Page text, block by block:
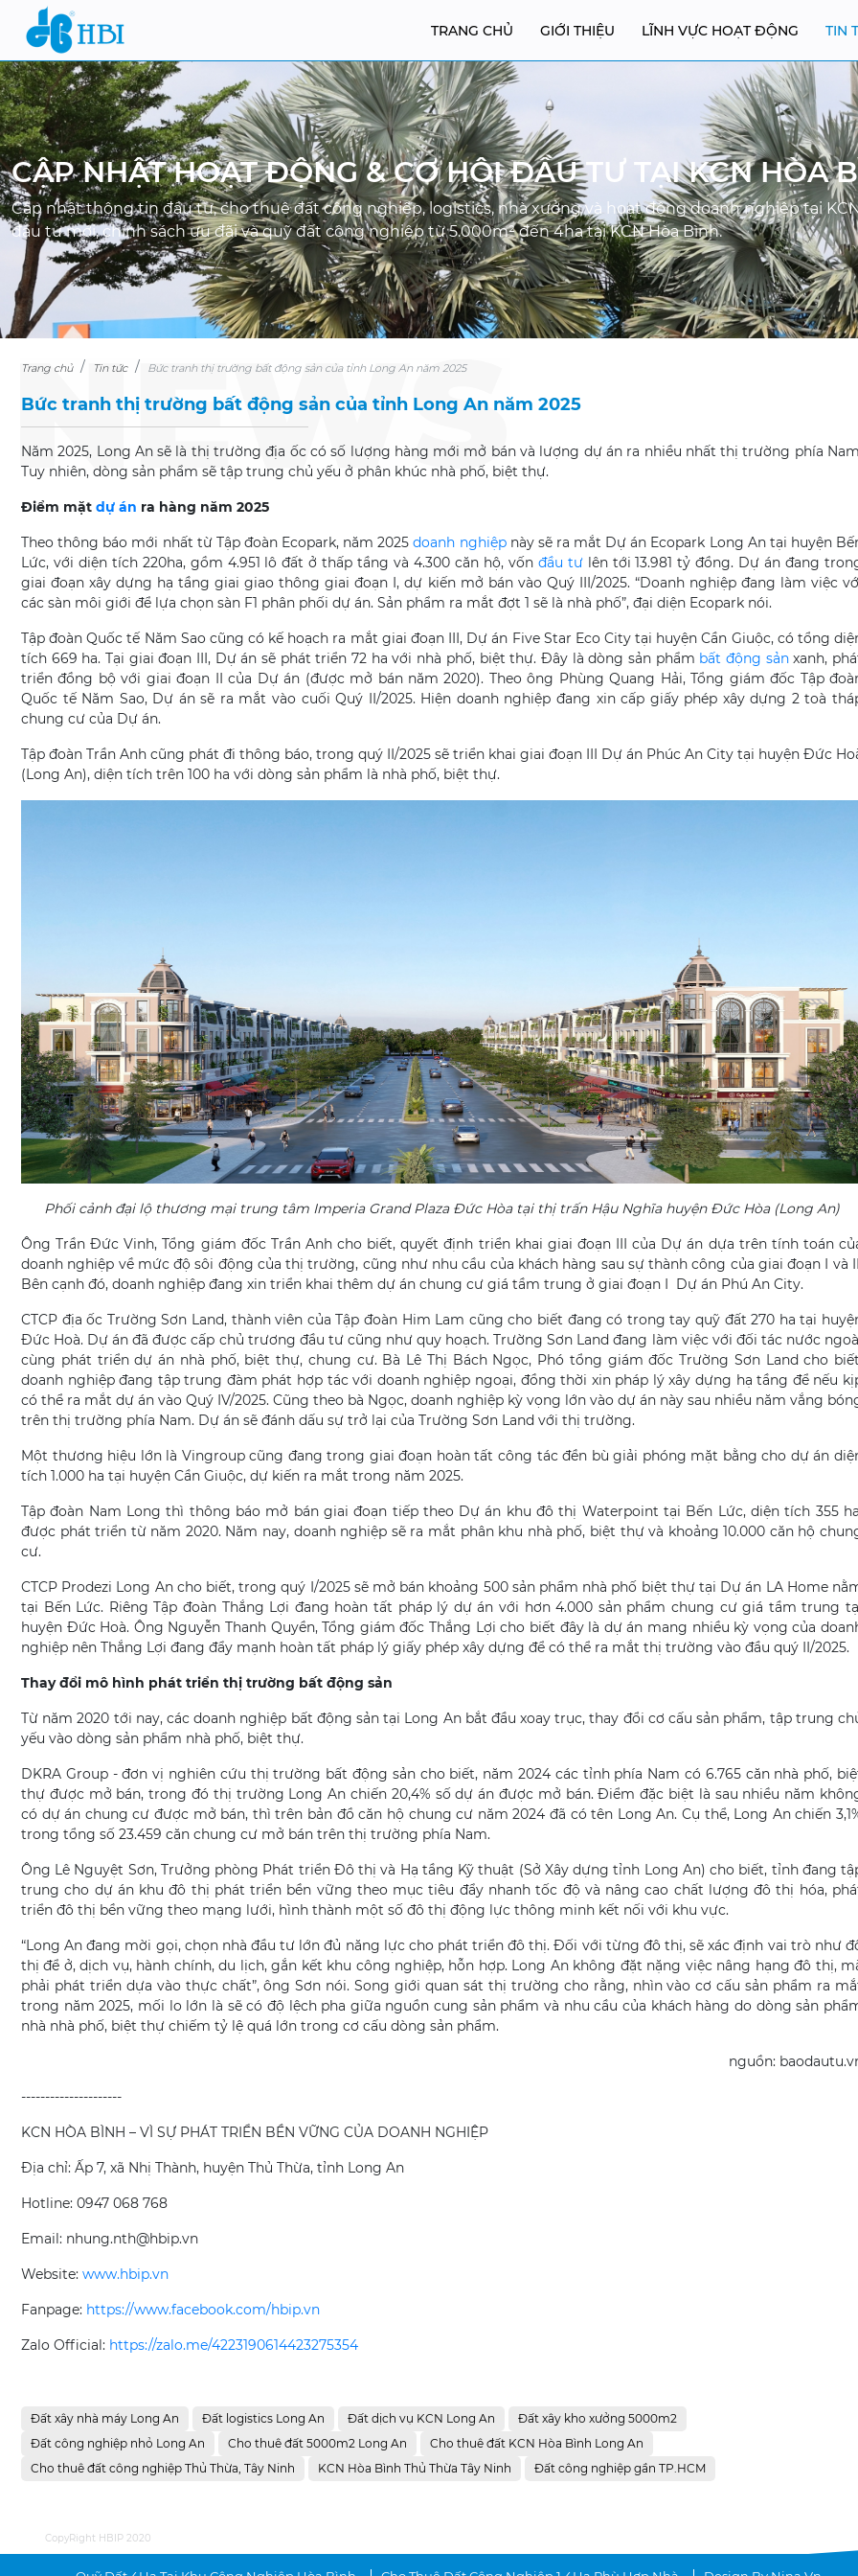
TRANG CHỦ GIỚI THIỆU LĨNH VỰC HOẠT ĐỘNG TIN
CẬP NHẬT HOẠT ĐỘNG & CƠ HỘI ĐẦU TƯ TẠI KCN HÒA
Cập nhật thông tin đầu tư, cho thuê đất công nghiệp, logistics, nhà xưởng và hoạt động doanh nghiệp tại KCN
đầu tư mới, chính sách ưu đãi và quỹ đất công nghiệp từ 5.000m² đến 4ha tại KCN Hòa Bình.
Trang chủ Tin tức Bức tranh thị trường bất động sản của tỉnh Long An năm 2025
Bức tranh thị trường bất động sản của tỉnh Long An năm 2025
Năm 2025, Long An sẽ là thị trường địa ốc có số lượng hàng mới mở bán và lượng dự án ra nhiều nhất thị trường phía
Tuy nhiên, dòng sản phẩm sẽ tập trung chủ yếu ở phân khúc nhà phố, biệt thự.
Điểm mặt dự án ra hàng năm 2025
Theo thông báo mới nhất từ Tập đoàn Ecopark, năm 2025doanh nghiệpnày sẽ ra mắt Dự án Ecopark Long An tại huyện
Lức, với diện tích 220ha, gồm 4.951 lô đất ở thấp tầng và 4.300 căn hộ, vốn đầu tưlên tới 13.981 tỷ đồng. Dự án đang
giai đoạn xây dựng hạ tầng giai giao thông giai đoạn I, dự kiến mở bán vào Quý III/2025. “Doanh nghiệp đang làm việc
các sàn môi giới để lựa chọn sàn F1 phân phối dự án. Sản phẩm ra mắt đợt 1 sẽ là nhà phố”, đại diện Ecopark nói.
Tập đoàn Quốc tế Năm Sao cũng có kế hoạch ra mắt giai đoạn III, Dự án Five Star Eco City tại huyện Cần Giuộc, có tổng
tích 669 ha. Tại giai đoạn III, Dự án sẽ phát triển 72 ha với nhà phố, biệt thự. Đây là dòng sản phẩm bất động sảnxanh,
triển đồng bộ với giai đoạn II của Dự án (được mở bán năm 2020). Theo ông Phùng Quang Hải, Tổng giám đốc Tập
Quốc tế Năm Sao, Dự án sẽ ra mắt vào cuối Quý II/2025. Hiện doanh nghiệp đang xin cấp giấy phép xây dựng 2 toà
chung cư của Dự án.
Tập đoàn Trần Anh cũng phát đi thông báo, trong quý II/2025 sẽ triển khai giai đoạn III Dự án Phúc An City tại huyện Đức
(Long An), diện tích trên 100 ha với dòng sản phẩm là nhà phố, biệt thự.
Phối cảnh đại lộ thương mại trung tâm Imperia Grand Plaza Đức Hòa tại thị trấn Hậu Nghĩa huyện Đức Hòa (Long An)
Ông Trần Đức Vinh, Tổng giám đốc Trần Anh cho biết, quyết định triển khai giai đoạn III của Dự án dựa trên tính toán
doanh nghiệp về mức độ sôi động của thị trường, cũng như nhu cầu của khách hàng sau sự thành công của giai đoạn I và
Bên cạnh đó, doanh nghiệp đang xin triển khai thêm dự án chung cư giá tầm trung ở giai đoạn I Dự án Phú An City.
CTCP địa ốc Trường Sơn Land, thành viên của Tập đoàn Him Lam cũng cho biết đang có trong tay quỹ đất 270 ha tại
Đức Hoà. Dự án đã được cấp chủ trương đầu tư cũng như quy hoạch. Trường Sơn Land đang làm việc với đối tác nước
cùng phát triển dự án nhà phố, biệt thự, chung cư. Bà Lê Thị Bách Ngọc, Phó tổng giám đốc Trường Sơn Land cho
doanh nghiệp đang tập trung đàm phát hợp tác với doanh nghiệp ngoại, đồng thời xin pháp lý xây dựng hạ tầng để nếu
có thể ra mắt dự án vào Quý IV/2025. Cũng theo bà Ngọc, doanh nghiệp kỳ vọng lớn vào dự án này sau nhiều năm vắng
trên thị trường phía Nam. Dự án sẽ đánh dấu sự trở lại của Trường Sơn Land với thị trường.
Một thương hiệu lớn là Vingroup cũng đang trong giai đoạn hoàn tất công tác đền bù giải phóng mặt bằng cho dự án
tích 1.000 ha tại huyện Cần Giuộc, dự kiến ra mắt trong năm 2025.
Tập đoàn Nam Long thì thông báo mở bán giai đoạn tiếp theo Dự án khu đô thị Waterpoint tại Bến Lức, diện tích 355
được phát triển từ năm 2020. Năm nay, doanh nghiệp sẽ ra mắt phân khu nhà phố, biệt thự và khoảng 10.000 căn hộ
cư.
CTCP Prodezi Long An cho biết, trong quý I/2025 sẽ mở bán khoảng 500 sản phẩm nhà phố biệt thự tại Dự án LA Home
tại Bến Lức. Riêng Tập đoàn Thắng Lợi đang hoàn tất pháp lý dự án với hơn 4.000 sản phẩm chung cư giá tầm trung
huyện Đức Hoà. Ông Nguyễn Thanh Quyền, Tổng giám đốc Thắng Lợi cho biết đây là dự án mang nhiều kỳ vọng của
nghiệp nên Thắng Lợi đang đẩy mạnh hoàn tất pháp lý giấy phép xây dựng để có thể ra mắt thị trường vào đầu quý II/2025.
Thay đổi mô hình phát triển thị trường bất động sản
Từ năm 2020 tới nay, các doanh nghiệp bất động sản tại Long An bắt đầu xoay trục, thay đổi cơ cấu sản phẩm, tập trung
yếu vào dòng sản phẩm nhà phố, biệt thự.
DKRA Group - đơn vị nghiên cứu thị trường bất động sản cho biết, năm 2024 các tỉnh phía Nam có 6.765 căn nhà phố,
thự được mở bán, trong đó thị trường Long An chiến 20,4% số dự án được mở bán. Điểm đặc biệt là sau nhiều năm
có dự án chung cư được mở bán, thì trên bản đồ căn hộ chung cư năm 2024 đã có tên Long An. Cụ thể, Long An chiến
trong tổng số 23.459 căn chung cư mở bán trên thị trường phía Nam.
Ông Lê Nguyệt Sơn, Trưởng phòng Phát triển Đô thị và Hạ tầng Kỹ thuật (Sở Xây dựng tỉnh Long An) cho biết, tỉnh đang
trung cho dự án khu đô thị phát triển bền vững theo mục tiêu đẩy nhanh tốc độ và nâng cao chất lượng đô thị hóa,
triển đô thị bền vững theo mạng lưới, hình thành một số đô thị động lực thông minh kết nối với khu vực.
“Long An đang mời gọi, chọn nhà đầu tư lớn đủ năng lực cho phát triển đô thị. Đối với từng đô thị, sẽ xác định vai trò như
thị để ở, dịch vụ, hành chính, du lịch, gắn kết khu công nghiệp, hỗn hợp. Long An không đặt nặng việc nâng hạng đô thị,
phải phát triển dựa vào thực chất”, ông Sơn nói. Song giới quan sát thị trường cho rằng, nhìn vào cơ cấu sản phẩm ra
trong năm 2025, mối lo lớn là sẽ có độ lệch pha giữa nguồn cung sản phẩm và nhu cầu của khách hàng do dòng sản
nhà nhà phố, biệt thự chiếm tỷ lệ quá lớn trong cơ cấu dòng sản phẩm.
nguồn:
---------------------
KCN HÒA BÌNH – VÌ SỰ PHÁT TRIỂN BỀN VỮNG CỦA DOANH NGHIỆP
Địa chỉ: Ấp 7, xã Nhị Thành, huyện Thủ Thừa, tỉnh Long An
Hotline: 0947 068 768
Email: nhung.nth@hbip.vn
Website: www.hbip.vn
Fanpage: https://www.facebook.com/hbip.vn
Zalo Official: https://zalo.me/4223190614423275354
Đất xây nhà máy Long An Đất logistics Long An Đất dịch vụ KCN Long An
Đất xây kho xưởng 5000m2
Đất công nghiệp nhỏ Long An
Cho thuê đất 5000m2 Long An
Cho thuê đất KCN Hòa Bình Long An
Cho thuê đất công nghiệp Thủ Thừa, Tây Ninh
KCN Hòa Bình Thủ Thừa Tây Ninh Đất công nghiệp gần TP.HCM
CopyRight HBIP 2020